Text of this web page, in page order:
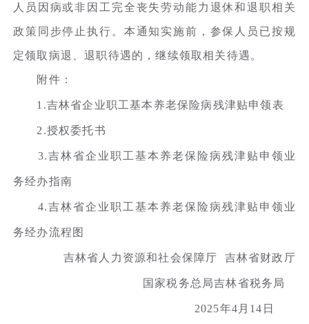
人员因病或非因工完全丧失劳动能力退休和退职相关
政策同步停止执行。本通知实施前，参保人员已按规
定领取病退、退职待遇的，继续领取相关待遇。
附件：
1.吉林省企业职工基本养老保险病残津贴申领表
2.授权委托书
3.吉林省企业职工基本养老保险病残津贴申领业
务经办指南
4.吉林省企业职工基本养老保险病残津贴申领业
务经办流程图
吉林省人力资源和社会保障厅 吉林省财政厅
国家税务总局吉林省税务局
2025年4月14日